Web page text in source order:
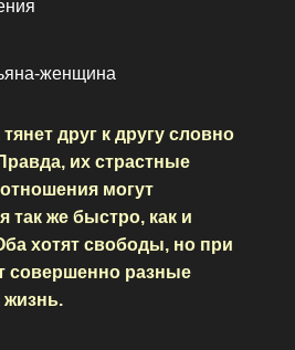
женщина
друг к другу словно
их страстные
могут
так же быстро, как и
хотят свободы, но при
совершенно разные
жизнь.